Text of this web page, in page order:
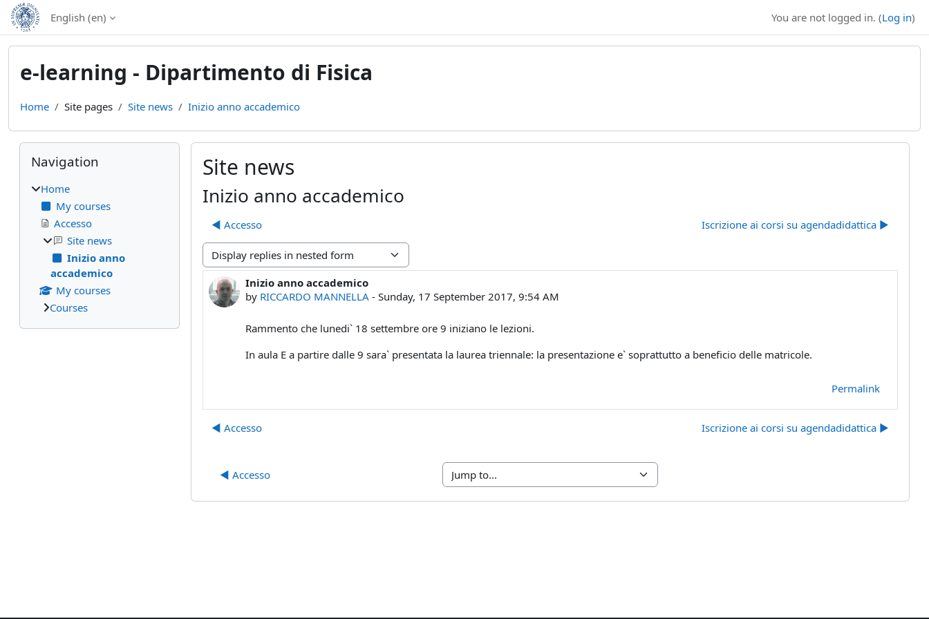
Skip to main content
English ‎(en)‎ You are not logged in. (Log in)
e-learning - Dipartimento di Fisica
Home Site pages Site news Inizio anno accademico
Site news
Inizio anno accademico
◀︎ Accesso Iscrizione ai corsi su agendadidattica ▶︎
Display mode
Inizio anno accademico
by RICCARDO MANNELLA - Sunday, 17 September 2017, 9:54 AM
Number of replies: 0
Rammento che lunedi` 18 settembre ore 9 iniziano le lezioni.
In aula E a partire dalle 9 sara` presentata la laurea triennale: la presentazione e` soprattutto a beneficio delle matricole.
Permalink
◀︎ Accesso Iscrizione ai corsi su agendadidattica ▶︎
◀︎ Accesso Jump to...
Blocks
Skip Navigation
Navigation
Home
My courses
Accesso
Site news
Inizio anno
accademico
My courses
Courses